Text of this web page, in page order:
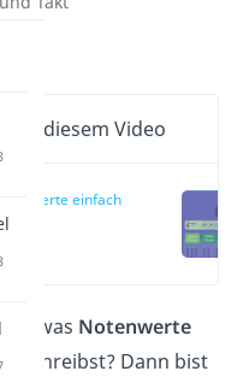
in diesem Video
Notenwerte einfach
was Notenwerte
schreibst? Dann bist